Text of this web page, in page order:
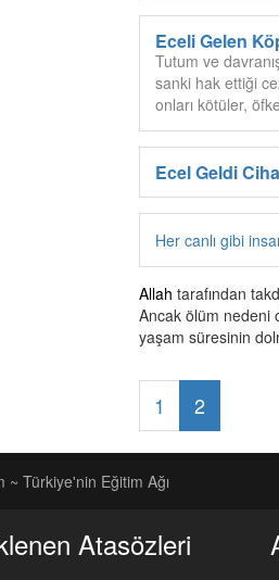
Eceli Gelen
Tutum ve
sanki hak ettiği
onları kötüler,
Ecel Geldi
Her canlı gibi
Allah tarafından
Ancak ölüm nedeni
yaşam süresinin
1 2
~ Türkiye'nin Eğitim Ağı
Atasözleri